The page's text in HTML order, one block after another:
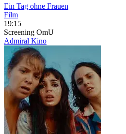
Ein Tag ohne Frauen
Film
19:15
Screening OmU
Admiral Kino